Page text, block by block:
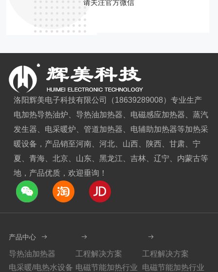
请关注官方微信
洛阳辉美电子科技有限公司（18639289008）专业生产
电加热导热油炉、导热油加热器、电磁感应加热器、蒸汽
发生器、电采暖炉、管道加热器、电辅助加热器等加热采
暖设备，产品销至河南、河北、山西、陕西、甘肃、宁
夏、青海、北京、山东、黑龙江、吉林、辽宁、内蒙古等
地，产品优质，欢迎垂询！
产品中心
导热油加热器
电采暖/电热水设备
工程解决方案
电磁节能加热行业
工程解决方案
电磁节能加热行业